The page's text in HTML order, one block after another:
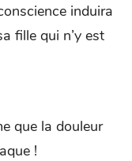
induira
fille qui n’y est
que la douleur
!